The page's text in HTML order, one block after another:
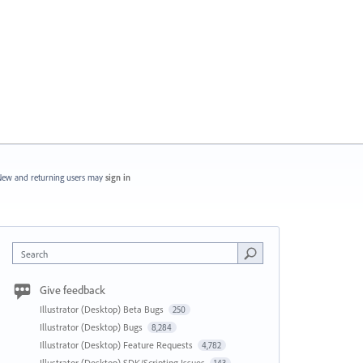
and returning users may sign in
Search
Give feedback
Illustrator (Desktop) Beta Bugs 250
Illustrator (Desktop) Bugs 8,284
Illustrator (Desktop) Feature Requests 4,782